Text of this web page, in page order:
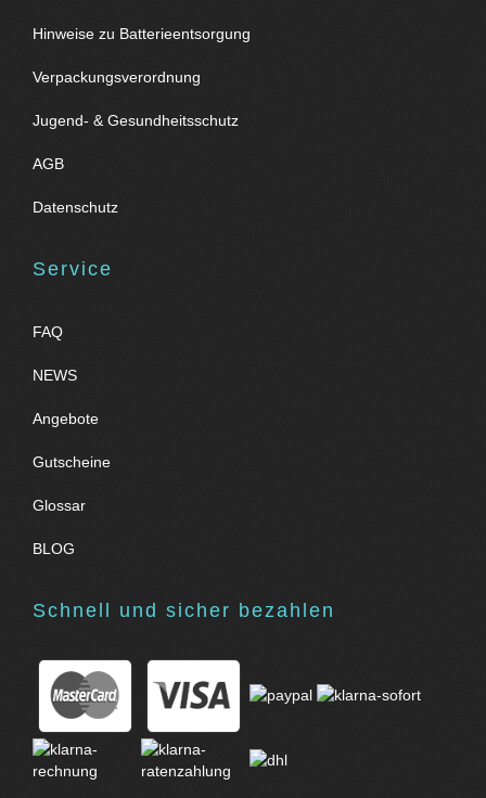
Hinweise zu Batterieentsorgung
Verpackungsverordnung
Jugend- & Gesundheitsschutz
AGB
Datenschutz
Service
FAQ
NEWS
Angebote
Gutscheine
Glossar
BLOG
Schnell und sicher bezahlen